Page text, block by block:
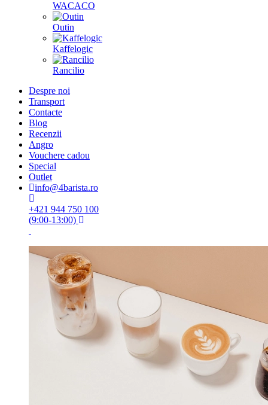
WACACO
Outin
Kaffelogic
Rancilio
Despre noi
Transport
Contacte
Blog
Recenzii
Angro
Vouchere cadou
Special
Outlet
info@4barista.ro
+421 944 750 100
(9:00-13:00)